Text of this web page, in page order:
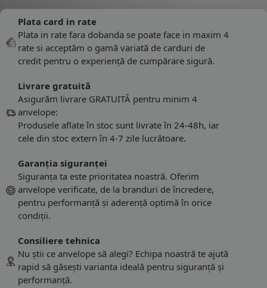
Plata card in rate
Plata in rate fara dobanda se poate face in maxim 4
rate si acceptăm o gamă variată de carduri de
credit pentru o experiență de cumpărare sigură.
Livrare gratuită
Asigurăm livrare GRATUITĂ pentru minim 4
anvelope:
Produsele aflate în stoc sunt livrate în 24-48h, iar
cele din stoc extern în 4-7 zile lucrătoare.
Garanția siguranței
Siguranța ta este prioritatea noastră. Oferim
anvelope verificate, de la branduri de încredere,
pentru performanță și aderență optimă în orice
condiții.
Consiliere tehnica
Nu știi ce anvelope să alegi? Echipa noastră te ajută
rapid să găsești varianta ideală pentru siguranță și
performanță.